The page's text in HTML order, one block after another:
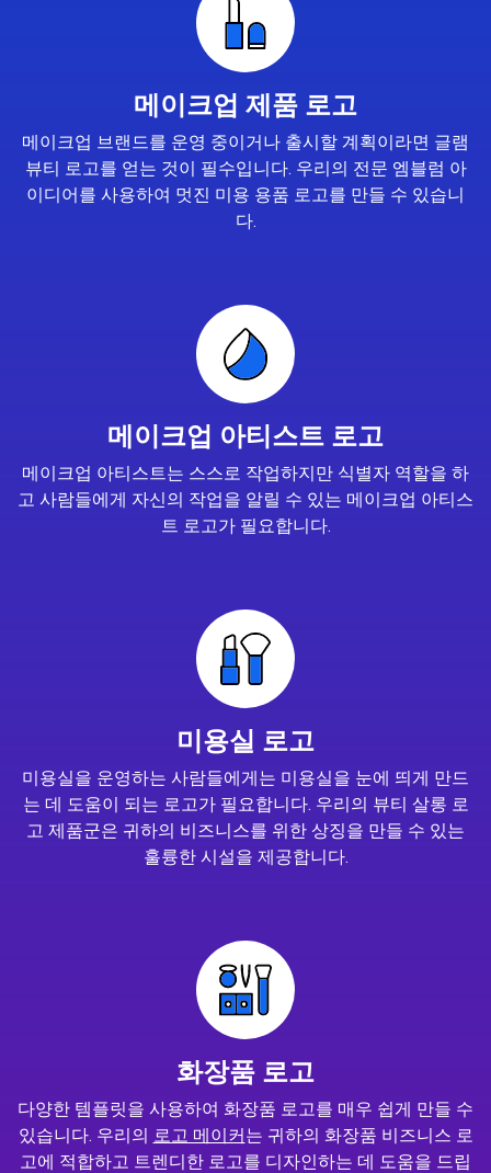
메이크업 제품 로고
메이크업 브랜드를 운영 중이거나 출시할 계획이라면 글램
뷰티 로고를 얻는 것이 필수입니다. 우리의 전문 엠블럼 아
이디어를 사용하여 멋진 미용 용품 로고를 만들 수 있습니
다.
메이크업 아티스트 로고
메이크업 아티스트는 스스로 작업하지만 식별자 역할을 하
고 사람들에게 자신의 작업을 알릴 수 있는 메이크업 아티스
트 로고가 필요합니다.
미용실 로고
미용실을 운영하는 사람들에게는 미용실을 눈에 띄게 만드
는 데 도움이 되는 로고가 필요합니다. 우리의 뷰티 살롱 로
고 제품군은 귀하의 비즈니스를 위한 상징을 만들 수 있는
훌륭한 시설을 제공합니다.
화장품 로고
다양한 템플릿을 사용하여 화장품 로고를 매우 쉽게 만들 수
있습니다. 우리의 로고 메이커는 귀하의 화장품 비즈니스 로
고에 적합하고 트렌디한 로고를 디자인하는 데 도움을 드립